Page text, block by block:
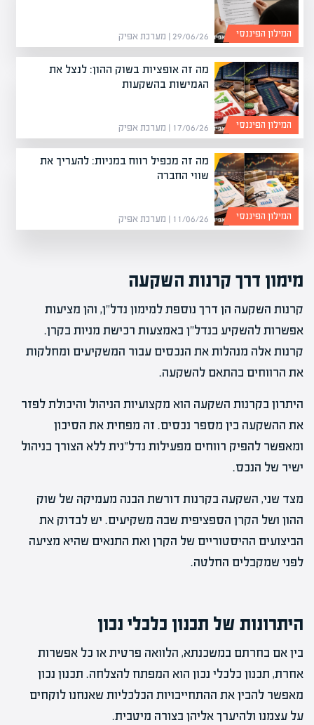
29/06/26 | מערכת אפיק המילון הפיננסי
מה זה אופציות בשוק ההון: לנצל את
הגמישות בהשקעות
17/06/26 | מערכת אפיק המילון הפיננסי
מה זה מכפיל רווח במניות: להעריך את
שווי החברה
11/06/26 | מערכת אפיק המילון הפיננסי
מימון דרך קרנות השקעה
קרנות השקעה הן דרך נוספת למימון נדל"ן, והן מציעות
אפשרות להשקיע בנדל"ן באמצעות רכישת מניות בקרן.
קרנות אלה מנהלות את הנכסים עבור המשקיעים ומחלקות
את הרווחים בהתאם להשקעה.
היתרון בקרנות השקעה הוא מקצועיות הניהול והיכולת לפזר
את ההשקעה בין מספר נכסים. זה מפחית את הסיכון
ומאפשר להפיק רווחים מפעילות נדל"נית ללא הצורך בניהול
ישיר של הנכס.
מצד שני, השקעה בקרנות דורשת הבנה מעמיקה של שוק
ההון ושל הקרן הספציפית שבה משקיעים. יש לבדוק את
הביצועים ההיסטוריים של הקרן ואת התנאים שהיא מציעה
לפני שמקבלים החלטה.
היתרונות של תכנון כלכלי נכון
בין אם בחרתם במשכנתא, הלוואה פרטית או כל אפשרות
אחרת, תכנון כלכלי נכון הוא המפתח להצלחה. תכנון נכון
מאפשר להבין את ההתחייבויות הכלכליות שאנחנו לוקחים
על עצמנו ולהיערך אליהן בצורה מיטבית.